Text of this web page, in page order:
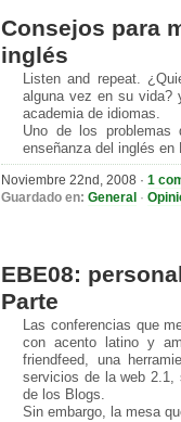
Consejos para
inglés
Listen and repeat.
alguna vez en su vida?
academia de idiomas.
Uno de los
enseñanza del inglés en
Noviembre 22nd, 2008 · 1
Guardado en: General ·
EBE08:
Parte
Las conferencias que
con acento latino y
friendfeed, una
servicios de la web 2.1,
de los Blogs.
Sin embargo, la mesa